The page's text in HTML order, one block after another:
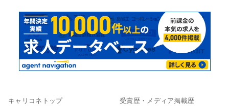
キャリコネトップ 受賞歴・メディア掲載歴